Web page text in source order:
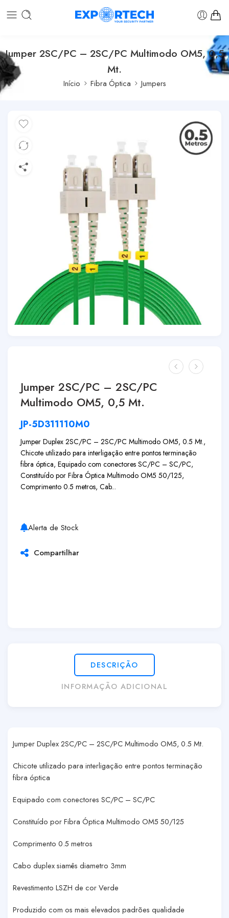
Jumper 2SC/PC – 2SC/PC Multimodo OM5, 0,5
Mt.
Início Fibra Óptica Jumpers
Jumper 2SC/PC – 2SC/PC
Multimodo OM5, 0,5 Mt.
JP-5D311110M0
Jumper Duplex 2SC/PC – 2SC/PC Multimodo OM5, 0.5 Mt.,
Chicote utilizado para interligação entre pontos terminação
fibra óptica, Equipado com conectores SC/PC – SC/PC,
Constituído por Fibra Óptica Multimodo OM5 50/125,
Comprimento 0.5 metros, Cab...
Alerta de Stock
Compartilhar
DESCRIÇÃO
INFORMAÇÃO ADICIONAL
Jumper Duplex 2SC/PC – 2SC/PC Multimodo OM5, 0.5 Mt.
Chicote utilizado para interligação entre pontos terminação
fibra óptica
Equipado com conectores SC/PC – SC/PC
Constituído por Fibra Óptica Multimodo OM5 50/125
Comprimento 0.5 metros
Cabo duplex siamês diametro 3mm
Revestimento LSZH de cor Verde
Produzido com os mais elevados padrões qualidade